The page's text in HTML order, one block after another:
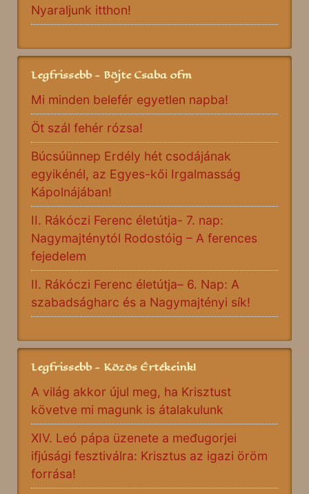
Nyaraljunk itthon!
Legfrissebb - Böjte Csaba ofm
Mi minden belefér egyetlen napba!
Öt szál fehér rózsa!
Búcsúünnep Erdély hét csodájának
egyikénél, az Egyes-kői Irgalmasság
Kápolnájában!
II. Rákóczi Ferenc életútja- 7. nap:
Nagymajténytól Rodostóig – A ferences
fejedelem
II. Rákóczi Ferenc életútja– 6. Nap: A
szabadságharc és a Nagymajtényi sík!
Legfrissebb - Közös Értékeink!
A világ akkor újul meg, ha Krisztust
követve mi magunk is átalakulunk
XIV. Leó pápa üzenete a međugorjei
ifjúsági fesztiválra: Krisztus az igazi öröm
forrása!